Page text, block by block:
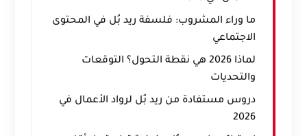
ما وراء المشروب: فلسفة ريد بُل في المحتوى
الاجتماعي
لماذا 2026 هي نقطة التحول؟ التوقعات
والتحديات
دروس مستفادة من ريد بُل لرواد الأعمال في
2026